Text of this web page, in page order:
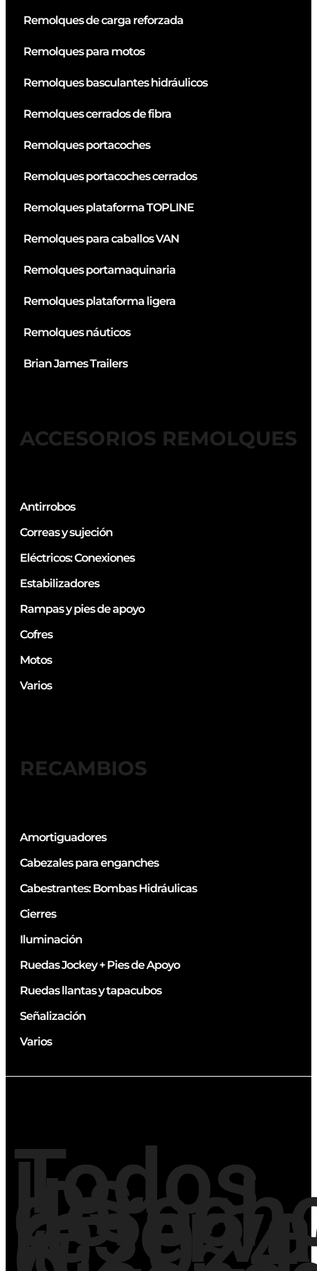
Remolques de carga reforzada
Remolques para motos
Remolques basculantes hidráulicos
Remolques cerrados de fibra
Remolques portacoches
Remolques portacoches cerrados
Remolques plataforma TOPLINE
Remolques para caballos VAN
Remolques portamaquinaria
Remolques plataforma ligera
Remolques náuticos
Brian James Trailers
ACCESORIOS REMOLQUES
Antirrobos
Correas y sujeción
Eléctricos: Conexiones
Estabilizadores
Rampas y pies de apoyo
Cofres
Motos
Varios
RECAMBIOS
Amortiguadores
Cabezales para enganches
Cabestrantes: Bombas Hidráulicas
Cierres
Iluminación
Ruedas Jockey + Pies de Apoyo
Ruedas llantas y tapacubos
Señalización
Varios
Todos
los
@2024